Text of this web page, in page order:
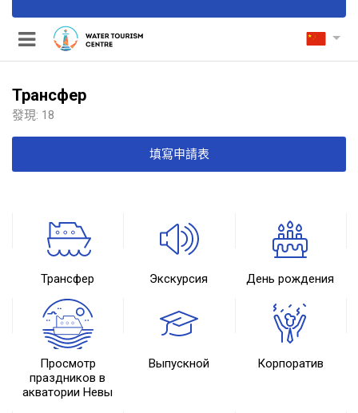
Трансфер
發現: 18
填寫申請表
Трансфер Экскурсия День рождения
Просмотр
праздников в
акватории Невы
Выпускной Корпоратив